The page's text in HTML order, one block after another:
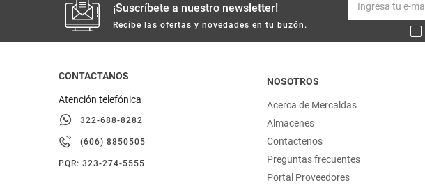
¡Suscríbete a nuestro newsletter!
Recibe las ofertas y novedades en tu buzón.
CONTACTANOS
Atención telefónica
322-688-8282
(606) 8850505
PQR: 323-274-5555
NOSOTROS
Acerca de Mercaldas
Almacenes
Contactenos
Preguntas frecuentes
Portal Proveedores